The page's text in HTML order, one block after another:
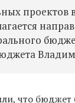
проектов
что бюджет